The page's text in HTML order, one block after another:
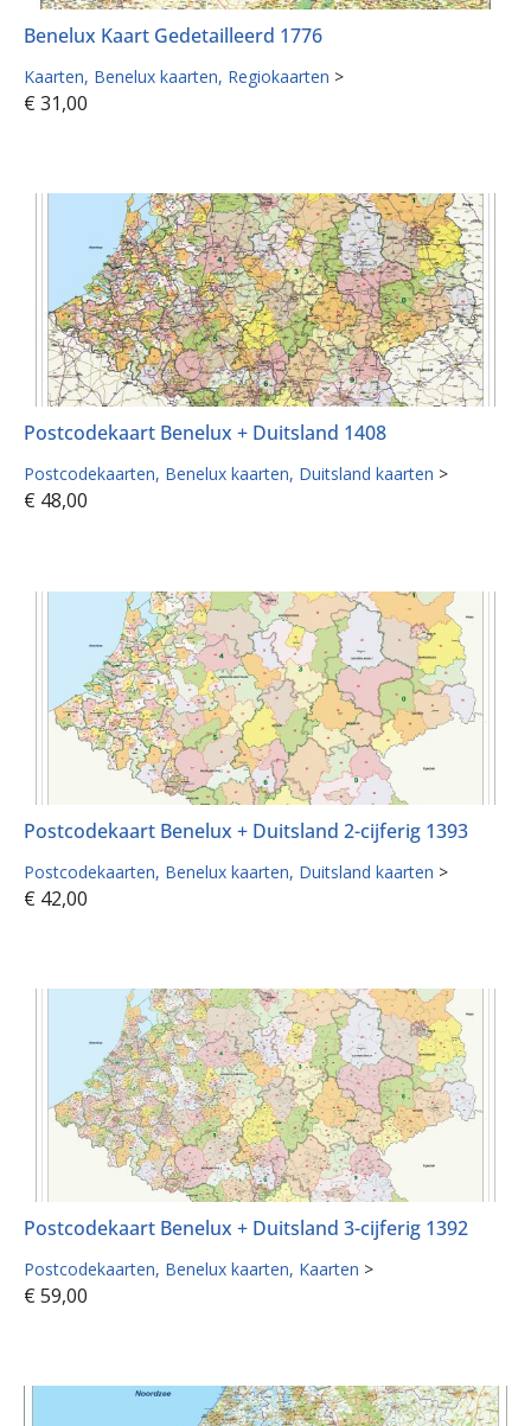
Benelux Kaart Gedetailleerd 1776
Kaarten Benelux kaarten Regiokaarten >
€ 31,00
Postcodekaart Benelux + Duitsland 1408
Postcodekaarten Benelux kaarten Duitsland kaarten >
€ 48,00
Postcodekaart Benelux + Duitsland 2-cijferig 1393
Postcodekaarten Benelux kaarten Duitsland kaarten >
€ 42,00
Postcodekaart Benelux + Duitsland 3-cijferig 1392
Postcodekaarten Benelux kaarten Kaarten >
€ 59,00